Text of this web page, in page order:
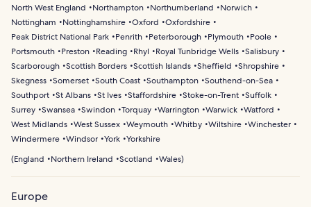
North West England
Northampton Northumberland
Norwich
Nottingham
Nottinghamshire Oxford
Oxfordshire
Peak District National Park
Penrith Peterborough Plymouth
Poole
Portsmouth
Preston Reading Rhyl Royal Tunbridge Wells Salisbury
Scarborough Scottish Borders Scottish Islands Sheffield
Shropshire
Skegness Somerset South Coast Southampton Southend-on-Sea
Southport St Albans St Ives Staffordshire Stoke-on-Trent Suffolk
Surrey Swansea Swindon Torquay Warrington Warwick Watford
West Midlands West Sussex Weymouth Whitby Wiltshire Winchester
Windermere Windsor York Yorkshire
(England Northern Ireland Scotland Wales)
Europe